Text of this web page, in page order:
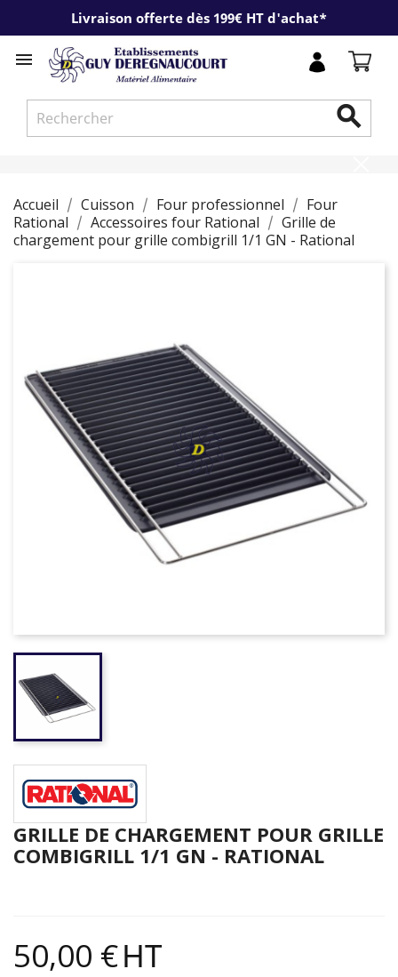
Livraison offerte dès 199€ HT d'achat*


Accueil Cuisson Four professionnel
Four
Rational
Accessoires four Rational
Grille de
chargement pour grille combigrill 1/1 GN - Rational
GRILLE DE CHARGEMENT POUR GRILLE
COMBIGRILL 1/1 GN - RATIONAL
50,00 €HT